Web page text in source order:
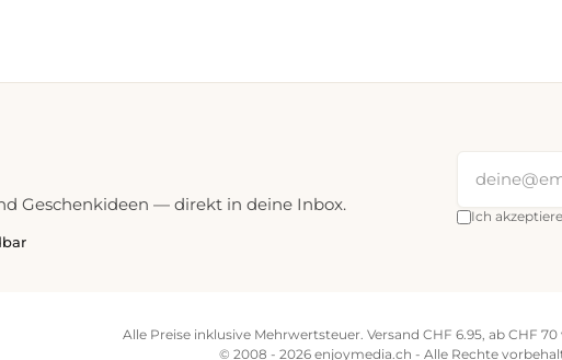
Geschenkideen — direkt in deine Inbox.
Ich
Alle Preise inklusive Mehrwertsteuer. Versand CHF 6.95, ab CHF
© 2008 - 2026 enjoymedia.ch - Alle Rechte